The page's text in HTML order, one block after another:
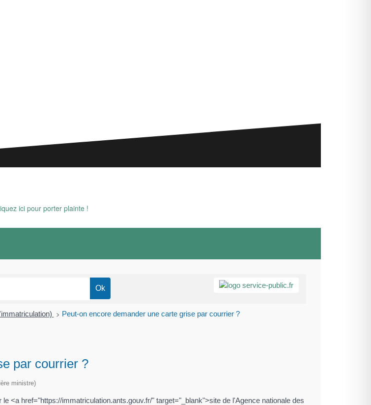
ici pour porter plainte !
> Peut-on encore demander une carte grise par courrier ?
par courrier ?
ministre)
<a href="https://immatriculation.ants.gouv.fr/" target="_blank">site de l'Agence nationale des